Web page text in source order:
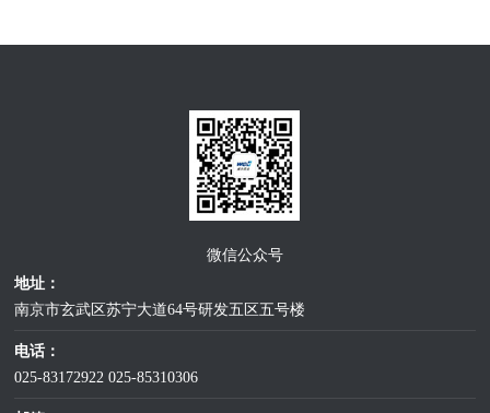
微信公众号
地址：
南京市玄武区苏宁大道64号研发五区五号楼
电话：
025-83172922025-85310306